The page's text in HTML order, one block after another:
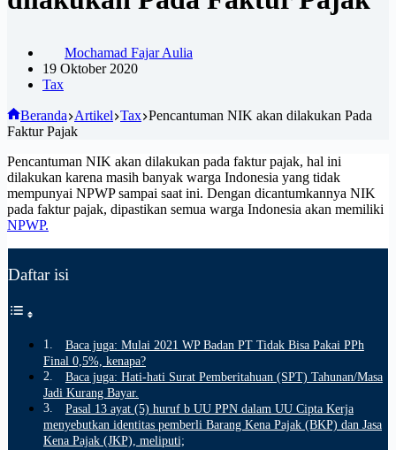
Mochamad Fajar Aulia
19 Oktober 2020
Tax
Beranda Artikel Tax Pencantuman NIK akan dilakukan Pada
Faktur Pajak
Pencantuman NIK akan dilakukan pada faktur pajak, hal ini
dilakukan karena masih banyak warga Indonesia yang tidak
mempunyai NPWP sampai saat ini. Dengan dicantumkannya NIK
pada faktur pajak, dipastikan semua warga Indonesia akan memiliki
NPWP.
Daftar isi
Baca juga: Mulai 2021 WP Badan PT Tidak Bisa Pakai PPh
Final 0,5%, kenapa?
Baca juga: Hati-hati Surat Pemberitahuan (SPT) Tahunan/Masa
Jadi Kurang Bayar.
Pasal 13 ayat (5) huruf b UU PPN dalam UU Cipta Kerja
menyebutkan identitas pemberli Barang Kena Pajak (BKP) dan Jasa
Kena Pajak (JKP), meliputi;